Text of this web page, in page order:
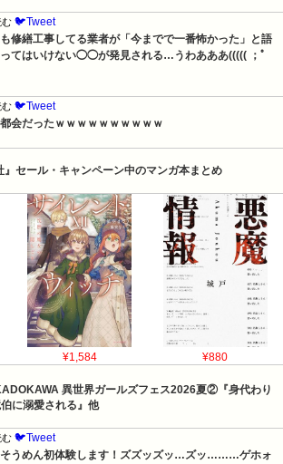
む 🐦Tweet
修繕工事してる業者が「今までで一番怖かった」と語
てはいけない◯◯が発見される…うわあああ((((( ；ﾟ
む 🐦Tweet
会だったｗｗｗｗｗｗｗｗｗｗ
』セール・キャンペーン中のマンガ本まとめ
¥1,584 ¥880
異世界ガールズフェス2026夏②『身代わり
に溺愛される』他
む 🐦Tweet
そうめん初体験します！ズズッズッ…ズッ………ゲホォ